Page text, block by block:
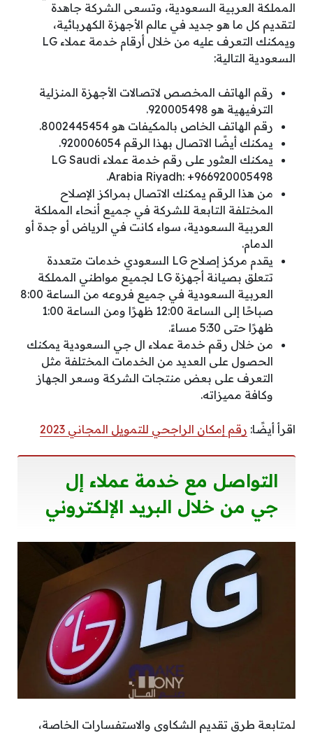
المملكة العربية السعودية، وتسعى الشركة جاهدة
لتقديم كل ما هو جديد في عالم الأجهزة الكهربائية،
ويمكنك التعرف عليه من خلال أرقام خدمة عملاء LG
السعودية التالية:
رقم الهاتف المخصص لاتصالات الأجهزة المنزلية
الترفيهية هو 920005498.
رقم الهاتف الخاص بالمكيفات هو 8002445454.
يمكنك أيضًا الاتصال بهذا الرقم 920006054.
يمكنك العثور على رقم خدمة عملاء LG Saudi
Arabia Riyadh: +966920005498.
من هذا الرقم يمكنك الاتصال بمراكز الإصلاح
المختلفة التابعة للشركة في جميع أنحاء المملكة
العربية السعودية، سواء كانت في الرياض أو جدة أو
الدمام.
يقدم مركز إصلاح LG السعودي خدمات متعددة
تتعلق بصيانة أجهزة LG لجميع مواطني المملكة
العربية السعودية في جميع فروعه من الساعة 8:00
صباحًا إلى الساعة 12:00 ظهرًا ومن الساعة 1:00
ظهرًا حتى 5:30 مساءً.
من خلال رقم خدمة عملاء ال جي السعودية يمكنك
الحصول على العديد من الخدمات المختلفة مثل
التعرف على بعض منتجات الشركة وسعر الجهاز
وكافة مميزاته.
اقرأ أيضًا: رقم إمكان الراجحي للتمويل المجاني 2023
التواصل مع خدمة عملاء إل
جي من خلال البريد الإلكتروني
لمتابعة طرق تقديم الشكاوى والاستفسارات الخاصة،